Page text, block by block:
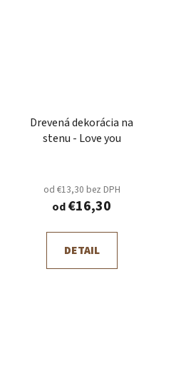
Drevená dekorácia na
stenu - Love you
od €13,30 bez DPH
od€16,30
DETAIL